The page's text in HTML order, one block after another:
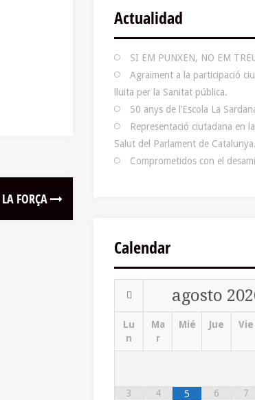
FORÇA
Actualidad
SI EM PUNXEN, NO EM
Agraïment a la participació
lluita per la Sanitat pública.
50 anys de l’Escola La
Representació ciutadana en
Salut del Parlament de Catalunya.
Comprometidos con el
Calendar
agosto
Lu
n
Ma
r
Mié Jue Vie
3 4 5 6 7